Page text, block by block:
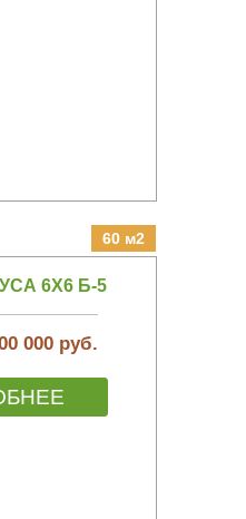
60 м2
6Х6 Б-5
000 руб.